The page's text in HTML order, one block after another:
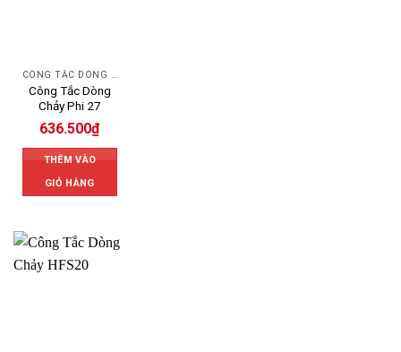
CÔNG TẮC DÒNG CHẢY
Công Tắc Dòng
Chảy Phi 27
636.500₫
THÊM VÀO
GIỎ HÀNG